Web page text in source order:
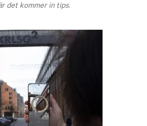
det kommer in tips.